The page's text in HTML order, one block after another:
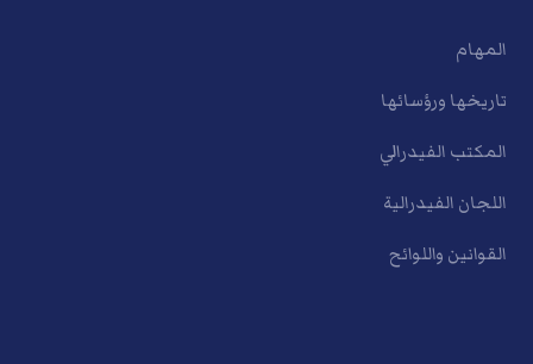
المهام
تاريخها ورؤسائها
المكتب الفيدرالي
اللجان الفيدرالية
القوانين واللوائح